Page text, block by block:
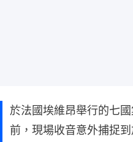
於法國埃維昂舉行的七
前，現場收音意外捕捉